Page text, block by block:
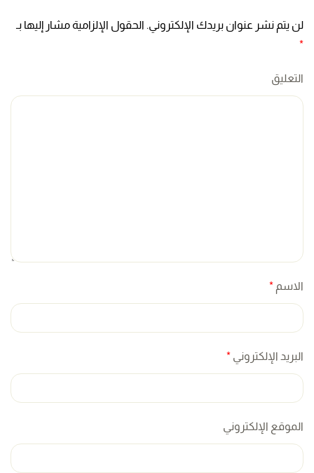
لن يتم نشر عنوان بريدك الإلكتروني. الحقول الإلزامية مشار إليها بـ
*
التعليق
الاسم *
البريد الإلكتروني *
الموقع الإلكتروني